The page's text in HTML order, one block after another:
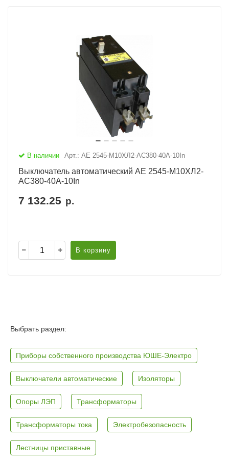
В наличии Арт.: АЕ 2545-М10ХЛ2-AC380-40А-10In
Выключатель автоматический АЕ 2545-М10ХЛ2-
AC380-40А-10In
7 132.25 р.
В корзину
Выбрать раздел:
Приборы собственного производства ЮШЕ-Электро
Выключатели автоматические Изоляторы
Опоры ЛЭП Трансформаторы
Трансформаторы тока Электробезопасность
Лестницы приставные